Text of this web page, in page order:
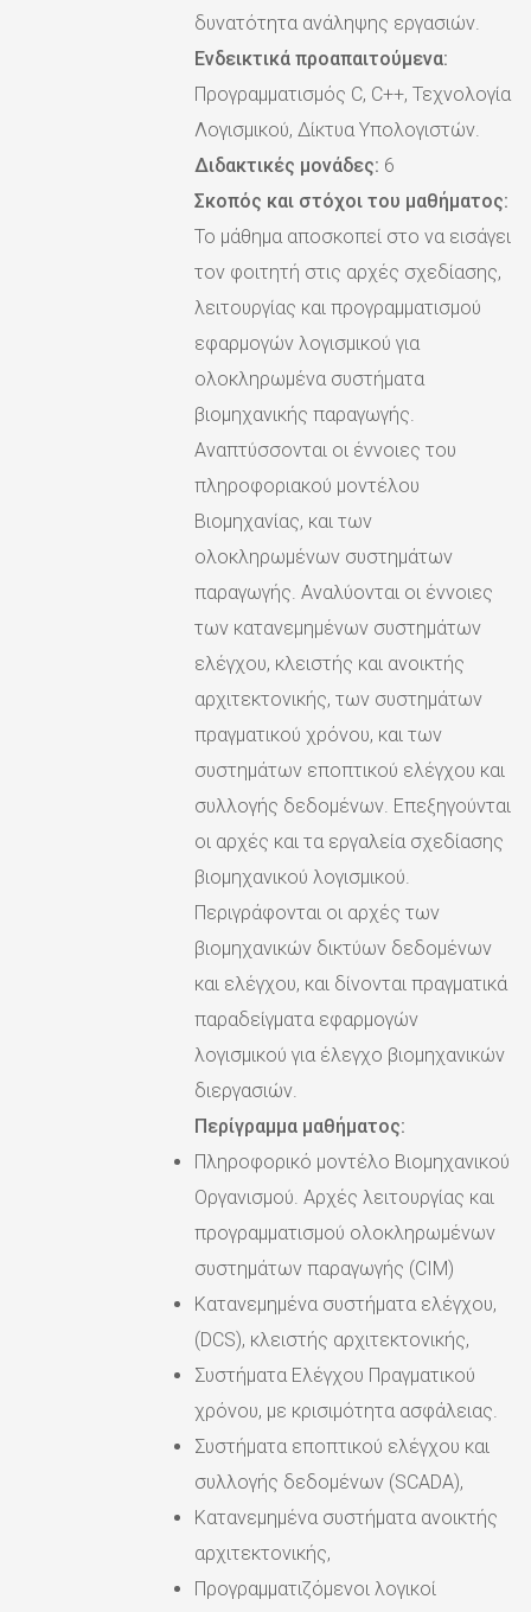
δυνατότητα ανάληψης εργασιών.
Ενδεικτικά προαπαιτούμενα:
Προγραμματισμός C, C++, Τεχνολογία
Λογισμικού, Δίκτυα Υπολογιστών.
Διδακτικές μονάδες: 6
Σκοπός και στόχοι του μαθήματος:
Το μάθημα αποσκοπεί στο να εισάγει
τον φοιτητή στις αρχές σχεδίασης,
λειτουργίας και προγραμματισμού
εφαρμογών λογισμικού για
ολοκληρωμένα συστήματα
βιομηχανικής παραγωγής.
Αναπτύσσονται οι έννοιες του
πληροφοριακού μοντέλου
Βιομηχανίας, και των
ολοκληρωμένων συστημάτων
παραγωγής. Αναλύονται οι έννοιες
των κατανεμημένων συστημάτων
ελέγχου, κλειστής και ανοικτής
αρχιτεκτονικής, των συστημάτων
πραγματικού χρόνου, και των
συστημάτων εποπτικού ελέγχου και
συλλογής δεδομένων. Επεξηγούνται
οι αρχές και τα εργαλεία σχεδίασης
βιομηχανικού λογισμικού.
Περιγράφονται οι αρχές των
βιομηχανικών δικτύων δεδομένων
και ελέγχου, και δίνονται πραγματικά
παραδείγματα εφαρμογών
λογισμικού για έλεγχο βιομηχανικών
διεργασιών.
Περίγραμμα μαθήματος:
Πληροφορικό μοντέλο Βιομηχανικού
Οργανισμού. Αρχές λειτουργίας και
προγραμματισμού ολοκληρωμένων
συστημάτων παραγωγής (CIM)
Κατανεμημένα συστήματα ελέγχου,
(DCS), κλειστής αρχιτεκτονικής,
Συστήματα Ελέγχου Πραγματικού
χρόνου, με κρισιμότητα ασφάλειας.
Συστήματα εποπτικού ελέγχου και
συλλογής δεδομένων (SCADA),
Κατανεμημένα συστήματα ανοικτής
αρχιτεκτονικής,
Προγραμματιζόμενοι λογικοί